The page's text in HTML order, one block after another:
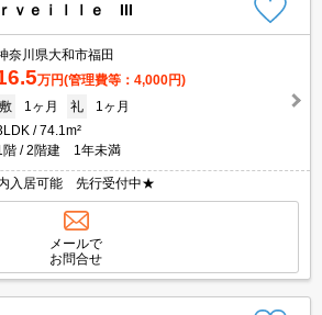
ｖｅｉｌｌｅ III
奈川県大和市福田
万円(管理費等：4,000円)
敷
1ヶ月 礼
1ヶ月
74.1m²
階
2階建 1年未満
入居可能 先行受付中★
メールで
お問合せ